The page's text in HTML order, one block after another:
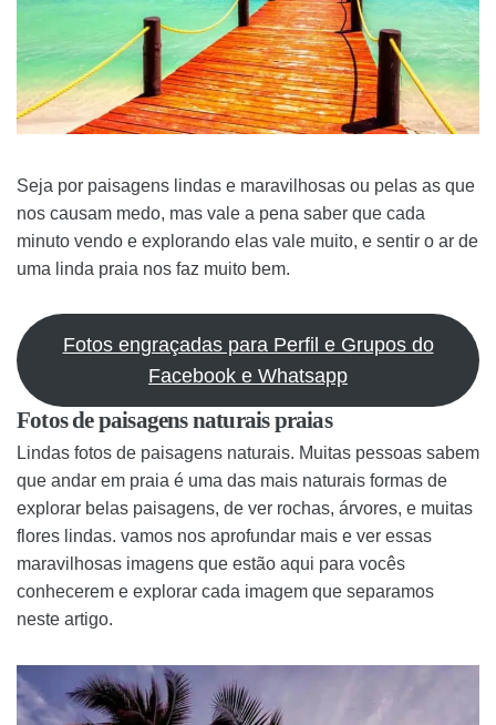
Seja por paisagens lindas e maravilhosas ou pelas as que
nos causam medo, mas vale a pena saber que cada
minuto vendo e explorando elas vale muito, e sentir o ar de
uma linda praia nos faz muito bem.
Fotos engraçadas para Perfil e Grupos do
Facebook e Whatsapp
Fotos de paisagens naturais praias
Lindas fotos de paisagens naturais. Muitas pessoas sabem
que andar em praia é uma das mais naturais formas de
explorar belas paisagens, de ver rochas, árvores, e muitas
flores lindas. vamos nos aprofundar mais e ver essas
maravilhosas imagens que estão aqui para vocês
conhecerem e explorar cada imagem que separamos
neste artigo.